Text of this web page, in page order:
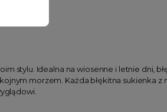
stylu. Idealna na wiosenne i letnie dni,
morzem. Każda błękitna sukienka z